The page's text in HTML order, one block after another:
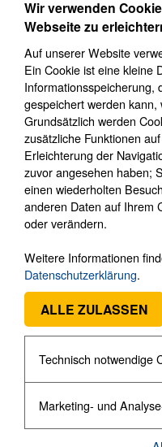
Funk-Bedienelemente
Funk-Sirenen Superior (10)
Funk-Bedienelemente (15)
Funk-Melder (68)
Funk-Sirenen (10)
Ajax EN54
Ajax EN54 Brandmelder (10)
Ajax EN54 Signalgeber (11)
RFID-Komponenten (14)
Komfort und Automatisierung
Zubehör (91)
LightSwitch intelligente
Outlet Steckdose (130)
Hikvision►
Ksenia►
Cerberus (4)
Ei Electronics►
Wir verwenden
Webseite zu
Auf unserer Website
Ein Cookie ist eine kleine
Informationsspeicherung,
gespeichert werden
Grundsätzlich werden
zusätzliche Funktionen
Erleichterung der
zuvor angesehen haben;
einen wiederholten
anderen Daten auf Ihrem
oder verändern.
Weitere Informationen
Datenschutzerklärung.
ALLE ZULASSEN
Technisch notwendige
Marketing- und